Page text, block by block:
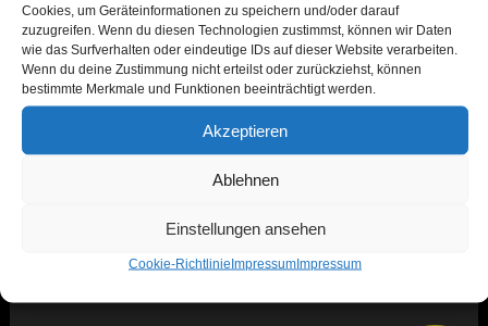
Cookies, um Geräteinformationen zu speichern und/oder darauf
zuzugreifen. Wenn du diesen Technologien zustimmst, können wir Daten
wie das Surfverhalten oder eindeutige IDs auf dieser Website verarbeiten.
Wenn du deine Zustimmung nicht erteilst oder zurückziehst, können
bestimmte Merkmale und Funktionen beeinträchtigt werden.
Akzeptieren
Ablehnen
Einstellungen ansehen
Cookie-RichtlinieImpressumImpressum